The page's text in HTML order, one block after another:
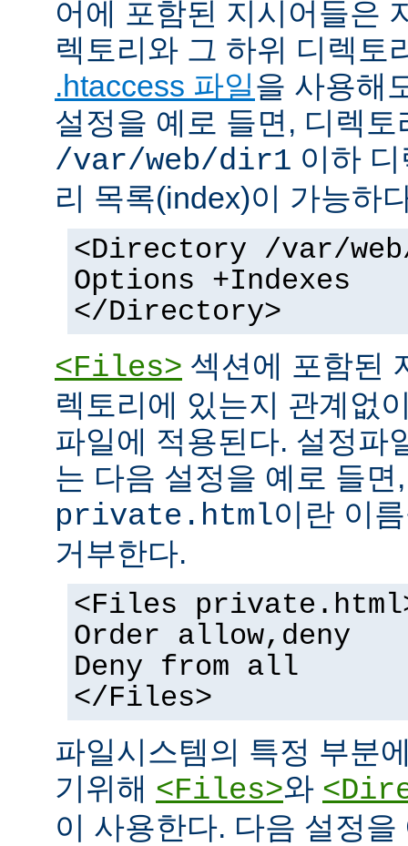
어에 포함된 지시어들은
렉토리와 그 하위 디렉토
.htaccess 파일을 사용해
설정을 예로 들면, 디렉
/var/web/dir1 이하
리 목록(index)이 가능하
<Directory /var/
Options +Indexes
</Directory>
<Files> 섹션에 포함된
렉토리에 있는지 관계없
파일에 적용된다. 설정파
는 다음 설정을 예로 들
private.html이란 이
거부한다.
<Files
Order allow,deny
Deny from all
</Files>
파일시스템의 특정 부분
기위해 <Files>와
이 사용한다. 다음 설정을